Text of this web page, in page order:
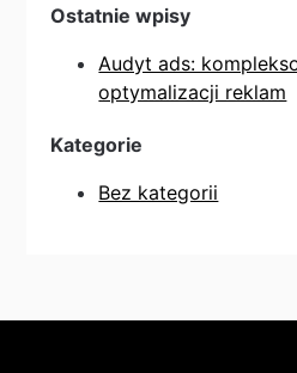
Ostatnie wpisy
Audyt ads:
optymalizacji reklam
Kategorie
Bez kategorii